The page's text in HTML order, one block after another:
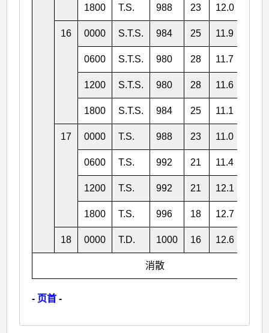
1800 T.S. 988 23 12.0
16 0000 S.T.S. 984 25 11.9
0600 S.T.S. 980 28 11.7
1200 S.T.S. 980 28 11.6
1800 S.T.S. 984 25 11.1
17 0000 T.S. 988 23 11.0
0600 T.S. 992 21 11.4
1200 T.S. 992 21 12.1
1800 T.S. 996 18 12.7
18 0000 T.D. 1000 16 12.6
消散
- 页首 -